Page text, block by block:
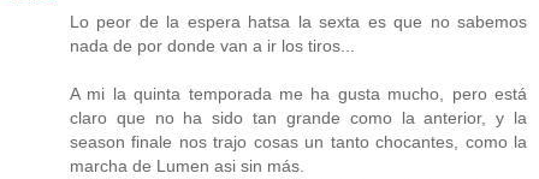
Lo peor de la espera hatsa la sexta es que no sabemos
nada de por donde van a ir los tiros...
A mi la quinta temporada me ha gusta mucho, pero está
claro que no ha sido tan grande como la anterior, y la
season finale nos trajo cosas un tanto chocantes, como la
marcha de Lumen asi sin más.